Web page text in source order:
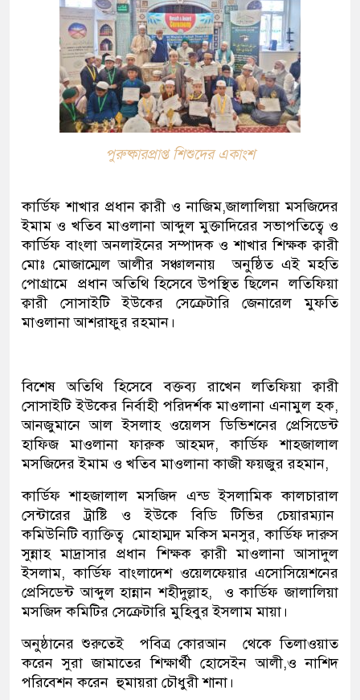
পুরুষ্কারপ্রাপ্ত শিশুদের একাংশ
কার্ডিফ শাখার প্রধান ক্বারী ও নাজিম,জালালিয়া মসজিদের
ইমাম ও খতিব মাওলানা আব্দুল মুক্তাদিরের সভাপতিত্বে ও
কার্ডিফ বাংলা অনলাইনের সম্পাদক ও শাখার শিক্ষক ক্বারী
মোঃ মোজাম্মেল আলীর সঞ্চালনায় অনুষ্ঠিত এই মহতি
পোগ্রামে প্রধান অতিথি হিসেবে উপস্থিত ছিলেন লতিফিয়া
ক্বারী সোসাইটি ইউকের সেক্রেটারি জেনারেল মুফতি
মাওলানা আশরাফুর রহমান।
বিশেষ অতিথি হিসেবে বক্তব্য রাখেন লতিফিয়া ক্বারী
সোসাইটি ইউকের নির্বাহী পরিদর্শক মাওলানা এনামুল হক,
আনজুমানে আল ইসলাহ ওয়েলস ডিভিশনের প্রেসিডেন্ট
হাফিজ মাওলানা ফারুক আহমদ, কার্ডিফ শাহজালাল
মসজিদের ইমাম ও খতিব মাওলানা কাজী ফয়জুর রহমান,
কার্ডিফ শাহজালাল মসজিদ এন্ড ইসলামিক কালচারাল
সেন্টারের ট্রাষ্টি ও ইউকে বিডি টিভির চেয়ারম্যান
কমিউনিটি ব্যাক্তিত্ব মোহাম্মদ মকিস মনসুর, কার্ডিফ দারুস
সুন্নাহ মাদ্রাসার প্রধান শিক্ষক ক্বারী মাওলানা আসাদুল
ইসলাম, কার্ডিফ বাংলাদেশ ওয়েলফেয়ার এসোসিয়েশনের
প্রেসিডেন্ট আব্দুল হান্নান শহীদুল্লাহ, ও কার্ডিফ জালালিয়া
মসজিদ কমিটির সেক্রেটারি মুহিবুর ইসলাম মায়া।
অনুষ্ঠানের শুরুতেই পবিত্র কোরআন থেকে তিলাওয়াত
করেন সুরা জামাতের শিক্ষার্থী হোসেইন আলী,ও নাশিদ
পরিবেশন করেন হুমায়রা চৌধুরী শানা।